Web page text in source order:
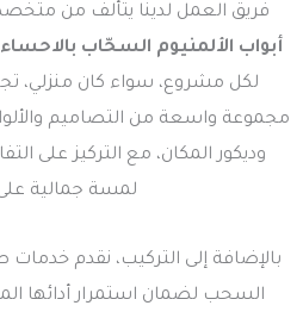
فريق العمل لدينا يتألف من
أبواب الألمنيوم السحّاب بالاحساء
لكل مشروع، سواء كان منزلي،
مجموعة واسعة من التصاميم
وديكور المكان، مع التركيز على
لمسة جمالية
بالإضافة إلى التركيب، نقدم خدمات
السحب لضمان استمرار أدائها